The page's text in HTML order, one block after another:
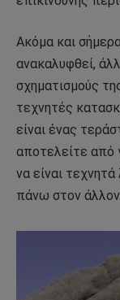
Ακόμα και
ανακαλυφθεί,
σχηματισμούς
τεχνητές
είναι ένας
αποτελείτε από
να είναι
πάνω στον άλλον.